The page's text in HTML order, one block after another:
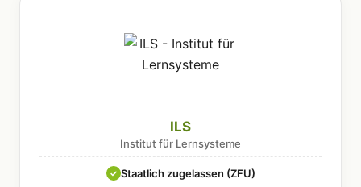
ILS
Institut für Lernsysteme
✓ Staatlich zugelassen (ZFU)